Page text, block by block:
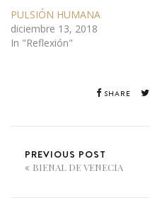
PULSIÓN HUMANA
diciembre 13, 2018
In "Reflexión"
SHARE
PREVIOUS POST
BIENAL DE VENECIA